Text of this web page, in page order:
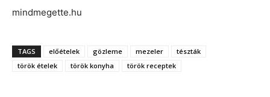
mindmegette.hu
TAGS előételek gözleme mezeler
tészták
török ételek
török konyha török receptek